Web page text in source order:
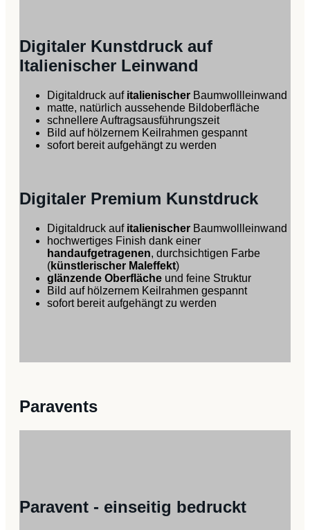
Digitaler Kunstdruck auf
Italienischer Leinwand
Digitaldruck auf italienischer Baumwollleinwand
matte, natürlich aussehende Bildoberfläche
schnellere Auftragsausführungszeit
Bild auf hölzernem Keilrahmen gespannt
sofort bereit aufgehängt zu werden
Digitaler Premium Kunstdruck
Digitaldruck auf italienischer Baumwollleinwand
hochwertiges Finish dank einer
handaufgetragenen, durchsichtigen Farbe
(künstlerischer Maleffekt)
glänzende Oberfläche und feine Struktur
Bild auf hölzernem Keilrahmen gespannt
sofort bereit aufgehängt zu werden
Paravents
Paravent - einseitig bedruckt